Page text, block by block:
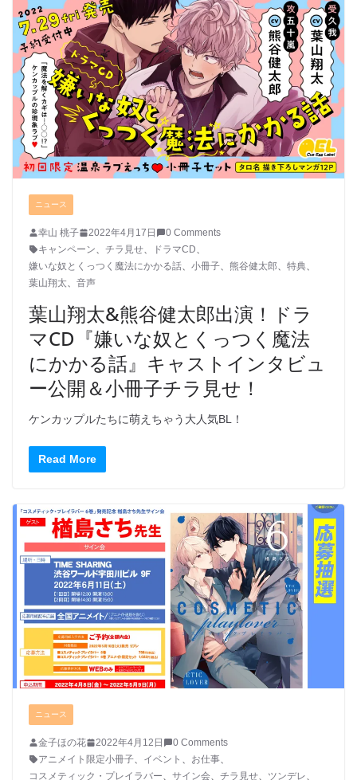
ニュース
幸山 桃子 2022年4月17日
0 Comments
キャンペーン
チラ見せ ドラマCD
嫌いな奴とくっつく魔法にかかる話
小冊子 熊谷健太郎 特典
葉山翔太
音声
葉山翔太&熊谷健太郎出演！ドラ
マCD『嫌いな奴とくっつく魔法
にかかる話』キャストインタビュ
ー公開＆小冊子チラ見せ！
ケンカップルたちに萌えちゃう大人気BL！
Read More
ニュース
金子ほの花 2022年4月12日
0 Comments
アニメイト限定小冊子、 イベント 、 お仕事、
コスメティック・プレイラバー、 サイン会、 チラ見せ、 ツンデレ、